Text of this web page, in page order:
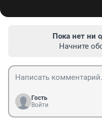
Пока нет ни
Начните
Гость
Войти